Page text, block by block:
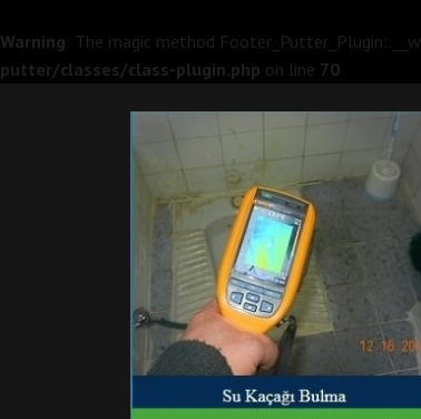
Warning: The magic method
putter/classes/class-plugin.php on line 70